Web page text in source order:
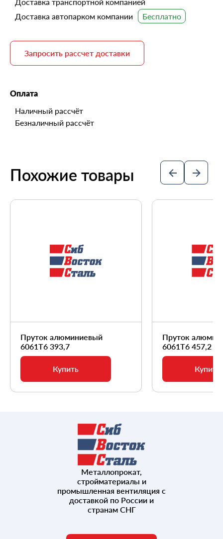
Доставка автопарком компании
Запросить рассчет доставки
Оплата
Наличный рассчёт
Безналичный рассчёт
Похожие товары
Пруток алюминиевый
6061Т6 393,7
Купить
Пруток
6061Т6 457,2
Купить
Металлопрокат,
стройматериалы и
промышленная вентиляция с
доставкой по России и
странам СНГ